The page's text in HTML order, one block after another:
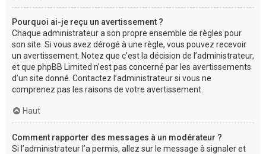
Pourquoi ai-je reçu un avertissement ?
Chaque administrateur a son propre ensemble de règles pour
son site. Si vous avez dérogé à une règle, vous pouvez recevoir
un avertissement. Notez que c’est la décision de l’administrateur,
et que phpBB Limited n’est pas concerné par les avertissements
d’un site donné. Contactez l’administrateur si vous ne
comprenez pas les raisons de votre avertissement.
Haut
Comment rapporter des messages à un modérateur ?
Si l’administrateur l’a permis, allez sur le message à signaler et